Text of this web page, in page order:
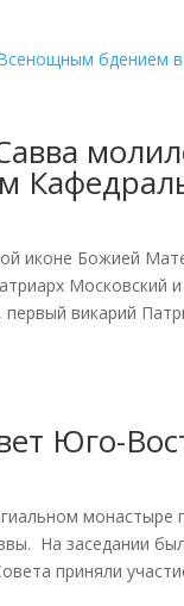
иконе Божией
Московский
викарий
Юго-
На заседании
приняли